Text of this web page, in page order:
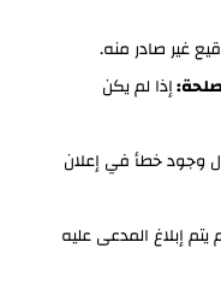
غير صادر منه.
إذا لم يكن
وجود خطأ في إعلان
يتم إبلاغ المدعى عليه